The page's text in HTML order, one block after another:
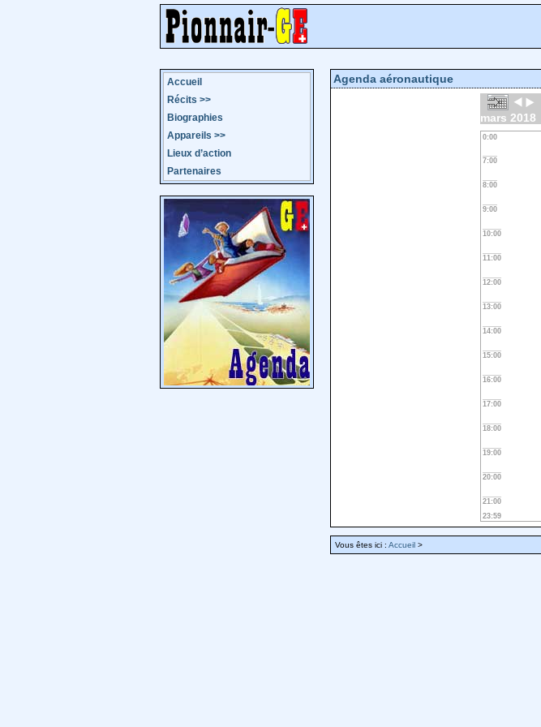
Accueil
Récits >>
Biographies
Appareils >>
Lieux d’action
Partenaires
Agenda aéronautique
mars 2018
0:00
7:00
8:00
9:00
10:00
11:00
12:00
13:00
14:00
15:00
16:00
17:00
18:00
19:00
20:00
21:00
23:59
Vous êtes ici : Accueil >